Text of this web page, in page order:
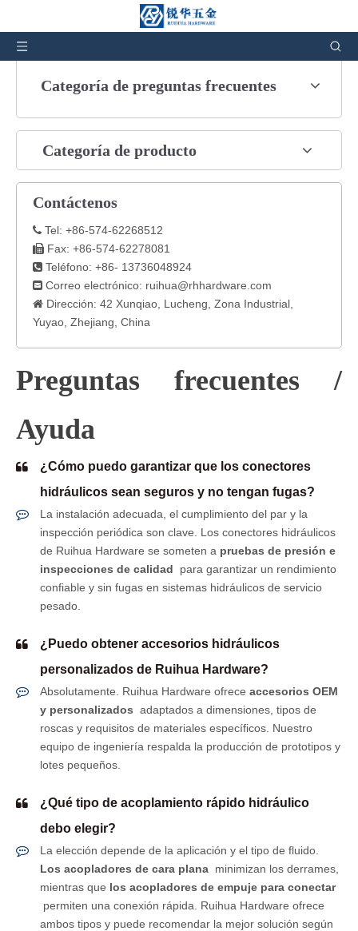
Hogar » Lista de preguntas frecuentes
Categoría de preguntas frecuentes
Categoría de producto
Contáctenos
 Tel: +86-574-62268512
 Fax: +86-574-62278081
 Teléfono: +86- 13736048924
 Correo electrónico: ruihua@rhhardware.com
 Dirección: 42 Xunqiao, Lucheng, Zona Industrial,
Yuyao, Zhejiang, China
Preguntas frecuentes /
Ayuda
¿Cómo puedo garantizar que los conectores
hidráulicos sean seguros y no tengan fugas?
La instalación adecuada, el cumplimiento del par y la
inspección periódica son clave. Los conectores hidráulicos
de Ruihua Hardware se someten a pruebas de presión e
inspecciones de calidad
para garantizar un rendimiento
confiable y sin fugas en sistemas hidráulicos de servicio
pesado.
¿Puedo obtener accesorios hidráulicos
personalizados de Ruihua Hardware?
Absolutamente. Ruihua Hardware ofrece accesorios OEM
y personalizados adaptados a dimensiones, tipos de
roscas y requisitos de materiales específicos. Nuestro
equipo de ingeniería respalda la producción de prototipos y
lotes pequeños.
¿Qué tipo de acoplamiento rápido hidráulico
debo elegir?
La elección depende de la aplicación y el tipo de fluido.
Los acopladores de cara plana minimizan los derrames,
mientras que los acopladores de empuje para conectar
permiten una conexión rápida. Ruihua Hardware ofrece
ambos tipos y puede recomendar la mejor solución según